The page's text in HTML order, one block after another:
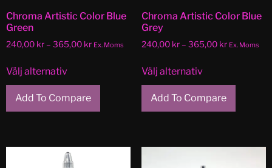
Chroma Artistic Color Blue
Green
240,00 kr– 365,00 kr Ex. Moms
Välj alternativ
Add To Compare
Chroma Artistic Color Blue
Grey
240,00 kr – 365,00 kr Ex. Moms
Välj alternativ
Add To Compare